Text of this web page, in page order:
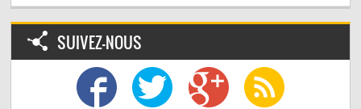
SUIVEZ-NOUS